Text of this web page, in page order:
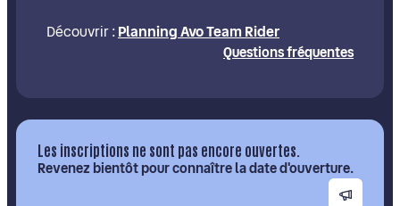
Découvrir : Planning Avo Team Rider
Questions fréquentes
Les inscriptions ne sont pas encore ouvertes.
Revenez bientôt pour connaître la date d'ouverture.